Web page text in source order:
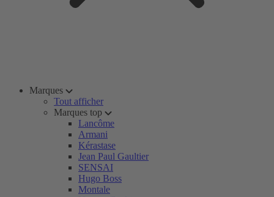
Marques
Tout afficher
Marques top
Lancôme
Armani
Kérastase
Jean Paul Gaultier
SENSAI
Hugo Boss
Montale